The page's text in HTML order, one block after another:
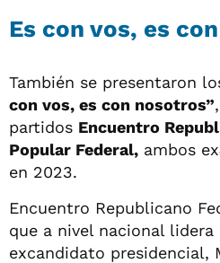
Es con vos, es
También se presentaron
con vos, es con nosotros”
partidos Encuentro
Popular Federal, ambos
en 2023.
Encuentro Republicano
que a nivel nacional
excandidato presidencial,